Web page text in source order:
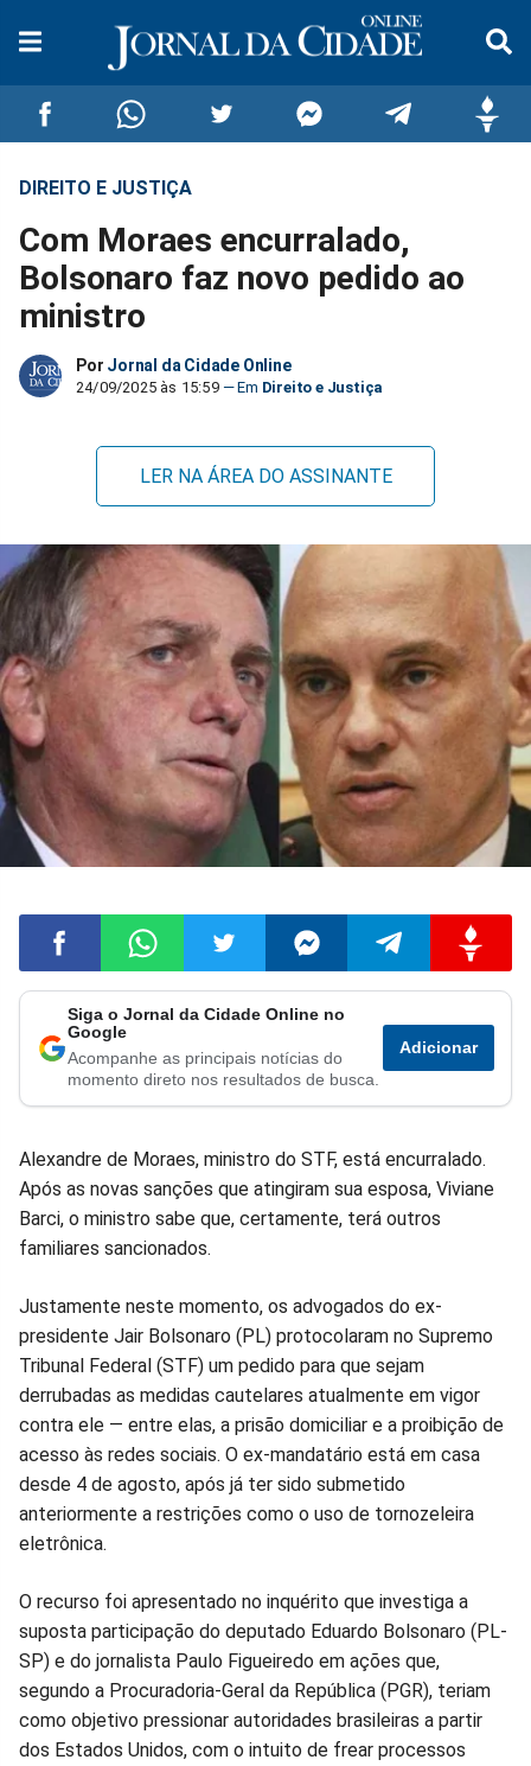
Compartilhar
no
Facebook
Compartilhar
no
Whatsapp
Compartilhar
no
no
no
DIREITO E JUSTIÇA
Com Moraes encurralado,
Bolsonaro faz novo pedido ao
ministro
Por Jornal da Cidade Online
24/09/2025 às 15:59 Direito e Justiça
LER NA ÁREA DO ASSINANTE
Compartilhar
no
Compartilhar
no
Compartilhar
no
Compartilhar
no
Compartilhar
no
no
Siga o Jornal da Cidade Online no
Google
Acompanhe as principais notícias do
momento direto nos resultados de busca.
Adicionar
Alexandre de Moraes, ministro do STF, está encurralado.
Após as novas sanções que atingiram sua esposa, Viviane
Barci, o ministro sabe que, certamente, terá outros
familiares sancionados.
Justamente neste momento, os advogados do ex-
presidente Jair Bolsonaro (PL) protocolaram no Supremo
Tribunal Federal (STF) um pedido para que sejam
derrubadas as medidas cautelares atualmente em vigor
contra ele — entre elas, a prisão domiciliar e a proibição de
acesso às redes sociais. O ex-mandatário está em casa
desde 4 de agosto, após já ter sido submetido
anteriormente a restrições como o uso de tornozeleira
eletrônica.
O recurso foi apresentado no inquérito que investiga a
suposta participação do deputado Eduardo Bolsonaro (PL-
SP) e do jornalista Paulo Figueiredo em ações que,
segundo a Procuradoria-Geral da República (PGR), teriam
como objetivo pressionar autoridades brasileiras a partir
dos Estados Unidos, com o intuito de frear processos